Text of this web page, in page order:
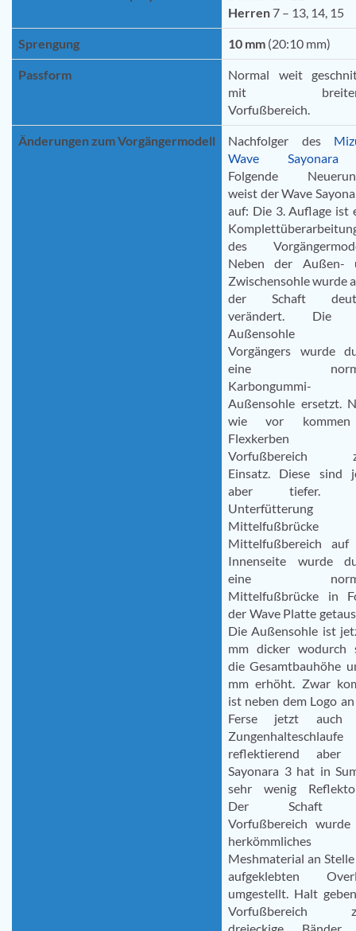
Herren 7 – 13, 14, 15
Sprengung 10 mm (20:10 mm)
Passform
Normal weit
mit
Vorfußbereich.
Änderungen zum Vorgängermodell Nachfolger des
Wave
Folgende
weist der Wave
auf: Die 3. Auflage ist
des
Neben der Außen-
Zwischensohle wurde
der Schaft
verändert. Die
Außensohle
Vorgängers wurde
eine
Karbongummi-
Außensohle ersetzt.
wie vor
Flexkerben
Vorfußbereich
Einsatz. Diese sind
aber tiefer.
Unterfütterung
Mittelfußbrücke
Mittelfußbereich auf
Innenseite wurde
eine
Mittelfußbrücke in
der Wave Platte
Die Außensohle ist
mm dicker wodurch
die Gesamtbauhöhe
mm erhöht. Zwar
ist neben dem Logo
Ferse jetzt auch
Zungenhalteschlaufe
reflektierend aber
Sayonara 3 hat in
sehr wenig
Der Schaft
Vorfußbereich
herkömmliches
Meshmaterial an
aufgeklebten
umgestellt. Halt
Vorfußbereich